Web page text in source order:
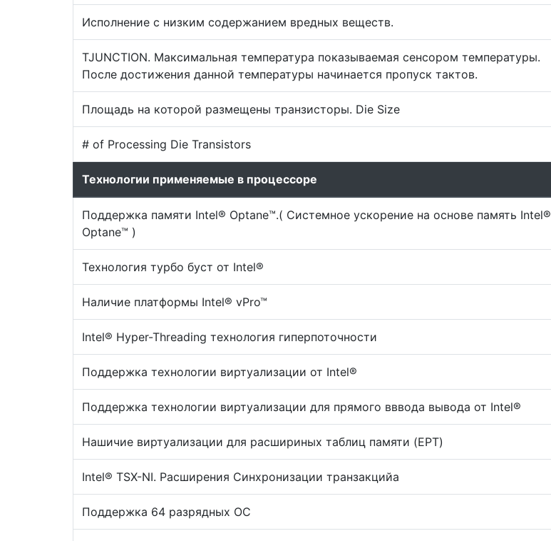
Исполнение с низким содержанием вредных веществ.
TJUNCTION. Максимальная температура показываемая сенсором температуры.
После достижения данной температуры начинается пропуск тактов.
Площадь на которой размещены транзисторы. Die Size
# of Processing Die Transistors
Технологии применяемые в процессоре
Поддержка памяти Intel® Optane™.( Системное ускорение на основе память Intel®
Optane™ )
Технология турбо буст от Intel®
Наличие платформы Intel® vPro™
Intel® Hyper-Threading технология гиперпоточности
Поддержка технологии виртуализации от Intel®
Поддержка технологии виртуализации для прямого вввода вывода от Intel®
Нашичие виртуализации для расшириных таблиц памяти (EPT)
Intel® TSX-NI. Расширения Синхронизации транзакцийа
Поддержка 64 разрядных ОС